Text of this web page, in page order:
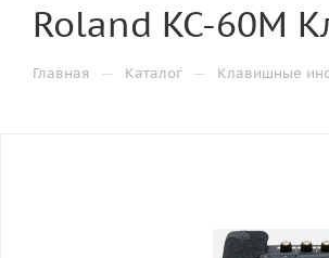
Roland KC-60M
Главная — Каталог — Клавишные